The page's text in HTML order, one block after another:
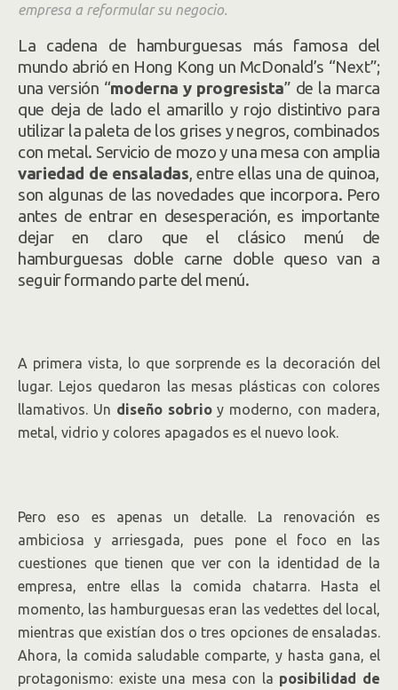
empresa a reformular su negocio.
La cadena de hamburguesas más famosa del
mundo abrió en Hong Kong un McDonald’s “Next”;
una versión “moderna y progresista” de la marca
que deja de lado el amarillo y rojo distintivo para
utilizar la paleta de los grises y negros, combinados
con metal. Servicio de mozo y una mesa con amplia
variedad de ensaladas, entre ellas una de quinoa,
son algunas de las novedades que incorpora. Pero
antes de entrar en desesperación, es importante
dejar en claro que el clásico menú de
hamburguesas doble carne doble queso van a
seguir formando parte del menú.
A primera vista, lo que sorprende es la decoración del
lugar. Lejos quedaron las mesas plásticas con colores
llamativos. Un diseño sobrioy moderno, con madera,
metal, vidrio y colores apagados es el nuevo look.
Pero eso es apenas un detalle. La renovación es
ambiciosa y arriesgada, pues pone el foco en las
cuestiones que tienen que ver con la identidad de la
empresa, entre ellas la comida chatarra. Hasta el
momento, las hamburguesas eran las vedettes del local,
mientras que existían dos o tres opciones de ensaladas.
Ahora, la comida saludable comparte, y hasta gana, el
protagonismo: existe una mesa con la posibilidad de